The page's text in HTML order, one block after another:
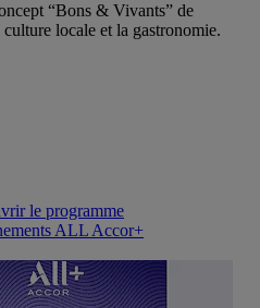
“Bons & Vivants” de
locale et la gastronomie.
le programme
ALL Accor+